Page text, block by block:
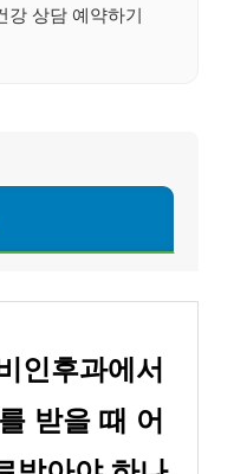
강 상담 예약하기
인후과에서
받을 때 어